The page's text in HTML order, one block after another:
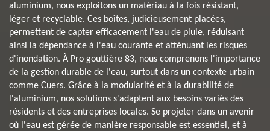
aluminium, nous exploitons un matériau à la fois résistant,
léger et recyclable. Ces boîtes, judicieusement placées,
permettent de capter efficacement l'eau de pluie, réduisant
ainsi la dépendance à l'eau courante et atténuant les risques
d'inondation. À Pro gouttière 83, nous comprenons l'importance
de la gestion durable de l'eau, surtout dans un contexte urbain
comme Cuers. Grâce à la modularité et à la durabilité de
l'aluminium, nos solutions s'adaptent aux besoins variés des
résidents et des entreprises locales. Se projeter dans un avenir
où l'eau est gérée de manière responsable est essentiel, et à